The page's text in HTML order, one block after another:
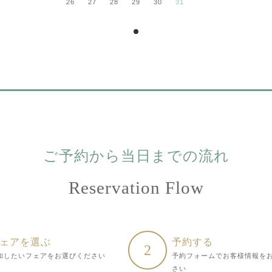
26 27 28 29 30 31
ご予約から当日までの流れ
Reservation Flow
アを選ぶ
したいフェアをお選びください 2
予約する
予約フォームでお客様情報を
さい